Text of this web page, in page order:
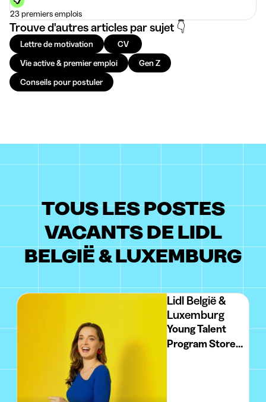
23 premiers emplois
Trouve d'autres articles par sujet 👇
Lettre de motivation
CV
Vie active & premier emploi
Gen Z
Conseils pour postuler
TOUS LES POSTES
VACANTS DE LIDL
BELGIË & LUXEMBURG
Lidl België &
Luxemburg
Young Talent
Program Store